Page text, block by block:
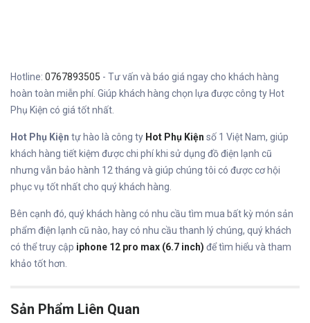
Hotline: 0767893505 - Tư vấn và báo giá ngay cho khách hàng
hoàn toàn miễn phí. Giúp khách hàng chọn lựa được công ty Hot
Phụ Kiện có giá tốt nhất.
Hot Phụ Kiện tự hào là công ty Hot Phụ Kiện số 1 Việt Nam, giúp
khách hàng tiết kiệm được chi phí khi sử dụng đồ điện lạnh cũ
nhưng vẫn bảo hành 12 tháng và giúp chúng tôi có được cơ hội
phục vụ tốt nhất cho quý khách hàng.
Bên cạnh đó, quý khách hàng có nhu cầu tìm mua bất kỳ món sản
phẩm điện lạnh cũ nào, hay có nhu cầu thanh lý chúng, quý khách
có thể truy cập iphone 12 pro max (6.7 inch) để tìm hiểu và tham
khảo tốt hơn.
Sản Phẩm Liên Quan